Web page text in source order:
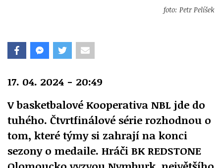
foto: Petr Pelíšek
17. 04. 2024 - 20:49
V basketbalové Kooperativa NBL jde do
tuhého. Čtvrtfinálové série rozhodnou o
tom, které týmy si zahrají na konci
sezony o medaile. Hráči BK REDSTONE